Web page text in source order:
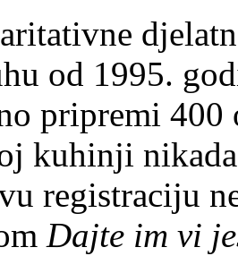
od 1995.
pripremi
kuhinji
registraciju
Dajte im vi